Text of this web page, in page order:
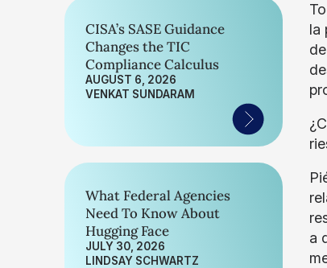
CISA’s SASE Guidance
Changes the TIC
Compliance Calculus
AUGUST 6, 2026
VENKAT SUNDARAM
What Federal Agencies
Need To Know About
Hugging Face
JULY 30, 2026
LINDSAY SCHWARTZ
la
a